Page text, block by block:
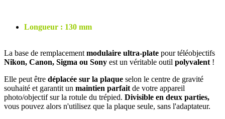
Longueur : 130 mm
La base de remplacement modulaire ultra-plate pour téléobjectifs
Nikon, Canon, Sigma ou Sony est un véritable outil polyvalent !
Elle peut être déplacée sur la plaque selon le centre de gravité
souhaité et garantit un maintien parfait de votre appareil
photo/objectif sur la rotule du trépied. Divisible en deux parties,
vous pouvez alors n'utilisez que la plaque seule, sans l'adaptateur.